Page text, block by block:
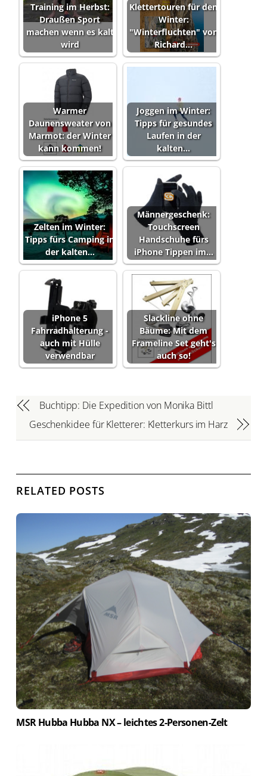
Training im Herbst:
Draußen Sport
machen wenn es kalt
wird
Klettertouren für den
Winter:
"Winterfluchten" von
Richard…
Warmer
Daunensweater von
Marmot: der Winter
kann kommen!
Joggen im Winter:
Tipps für gesundes
Laufen in der
kalten…
Zelten im Winter:
Tipps fürs Camping in
der kalten…
Männergeschenk:
Touchscreen
Handschuhe fürs
iPhone Tippen im…
iPhone 5
Fahrradhalterung -
auch mit Hülle
verwendbar
Slackline ohne
Bäume: Mit dem
Frameline Set geht's
auch so!
Buchtipp: Die Expedition von Monika Bittl
Geschenkidee für Kletterer: Kletterkurs im Harz
RELATED POSTS
MSR Hubba Hubba NX – leichtes 2-Personen-Zelt